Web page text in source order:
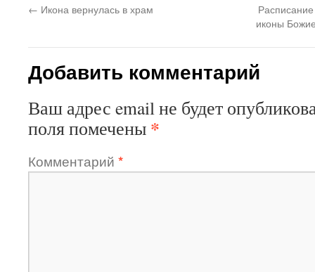
← Икона вернулась в храм
иконы
Добавить комментарий
Ваш адрес email не будет
поля помечены *
Комментарий *